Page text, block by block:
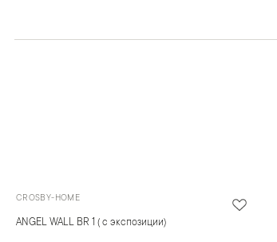
CROSBY-HOME
ANGEL WALL BR 1 ( с экспозиции)